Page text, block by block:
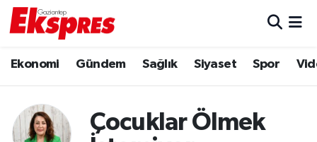
Ekonomi Gündem Sağlık Siyaset Spor
Çocuklar Ölmek
Ekonomi
Gaziantep son dakika
Trafik Durumu
Puan Durumu ve Fikstür